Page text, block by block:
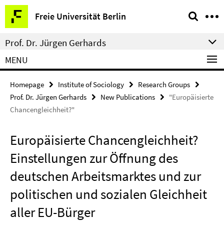
Springe
direkt
zu
Inhalt
Freie Universität Berlin
Service
Navigation
Prof. Dr. Jürgen Gerhards
MENU
Homepage Institute of Sociology
Research Groups
Prof. Dr. Jürgen Gerhards
New Publications
"Europäisierte
Chancengleichheit?"
Europäisierte Chancengleichheit?
Einstellungen zur Öffnung des
deutschen Arbeitsmarktes und zur
politischen und sozialen Gleichheit
aller EU-Bürger